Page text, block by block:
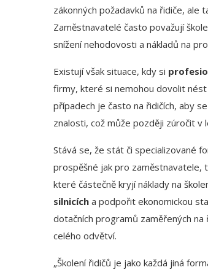
zákonných požadavků na řidiče,
Zaměstnavatelé často považují
snížení nehodovosti a nákladů na
Existují však situace, kdy si
firmy, které si nemohou dovolit
případech je často na řidičích, aby
znalosti, což může později zúročit v
Stává se, že stát či specializované
prospěšné jak pro zaměstnavatele,
které částečně kryjí náklady na
silnicích a podpořit ekonomickou
dotačních programů zaměřených
celého odvětví.
„Školení řidičů je jako každá jiná